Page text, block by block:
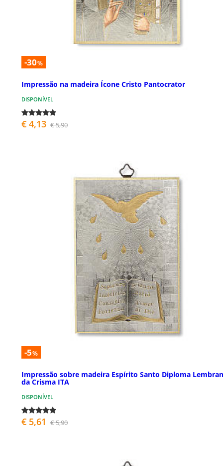
-30%
Impressão na madeira Ícone Cristo Pantocrator
DISPONÍVEL
€ 4,13 € 5,90
-5%
Impressão sobre madeira Espírito Santo Diploma
da Crisma ITA
DISPONÍVEL
€ 5,61 € 5,90